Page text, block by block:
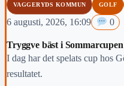
VAGGERYDS KOMMUN GOLF
6 augusti, 2026, 16:09 0
Tryggve bäst i Sommarcupen
I dag har det spelats cup hos
resultatet.